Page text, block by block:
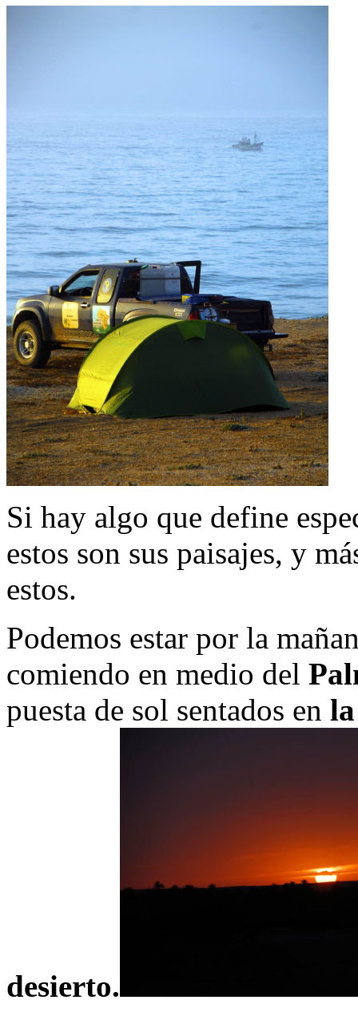
Si hay algo que define
estos son sus paisajes, y
estos.
Podemos estar por la
comiendo en medio del
puesta de sol sentados en
desierto.